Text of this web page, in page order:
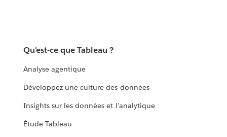
Qu'est-ce que Tableau ?
Analyse agentique
Développez une culture des données
Insights sur les données et l'analytique
Étude Tableau